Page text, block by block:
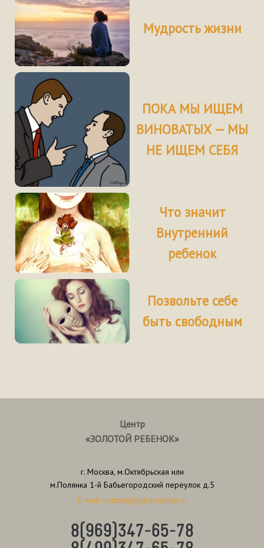
Мудрость жизни
ПОКА МЫ ИЩЕМ
ВИНОВАТЫХ — МЫ
НЕ ИЩЕМ СЕБЯ
Что значит
Внутренний
ребенок
Позвольте себе
быть свободным
Центр
«ЗОЛОТОЙ РЕБЕНОК»
г. Москва, м.Октябрьская или
м.Полянка 1-й Бабьегородский переулок д.5
E-mail: contact@goldenchild.ru
8(969)347-65-78